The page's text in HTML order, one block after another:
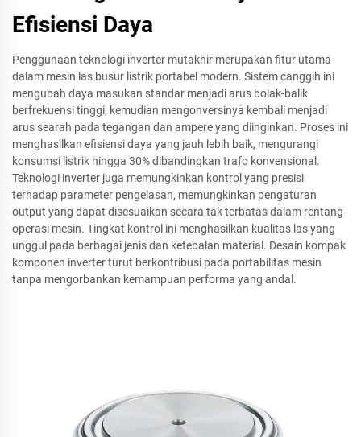
Efisiensi Daya
Penggunaan teknologi inverter mutakhir merupakan fitur utama
dalam mesin las busur listrik portabel modern. Sistem canggih ini
mengubah daya masukan standar menjadi arus bolak-balik
berfrekuensi tinggi, kemudian mengonversinya kembali menjadi
arus searah pada tegangan dan ampere yang diinginkan. Proses ini
menghasilkan efisiensi daya yang jauh lebih baik, mengurangi
konsumsi listrik hingga 30% dibandingkan trafo konvensional.
Teknologi inverter juga memungkinkan kontrol yang presisi
terhadap parameter pengelasan, memungkinkan pengaturan
output yang dapat disesuaikan secara tak terbatas dalam rentang
operasi mesin. Tingkat kontrol ini menghasilkan kualitas las yang
unggul pada berbagai jenis dan ketebalan material. Desain kompak
komponen inverter turut berkontribusi pada portabilitas mesin
tanpa mengorbankan kemampuan performa yang andal.